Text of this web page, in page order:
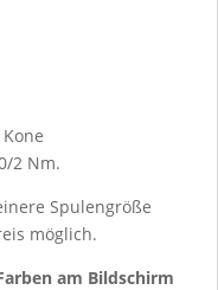
2 Nm.
Spulengröße
möglich.
am Bildschirm